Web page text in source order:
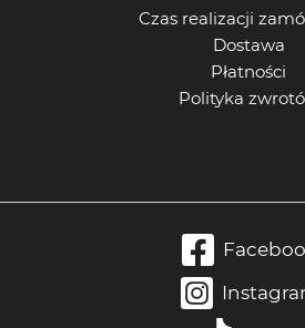
Czas realizacji
Dostawa
Płatności
Polityka